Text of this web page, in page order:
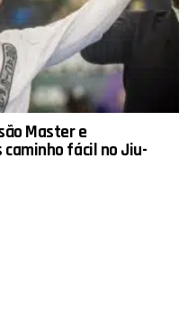
Master e
fácil no Jiu-